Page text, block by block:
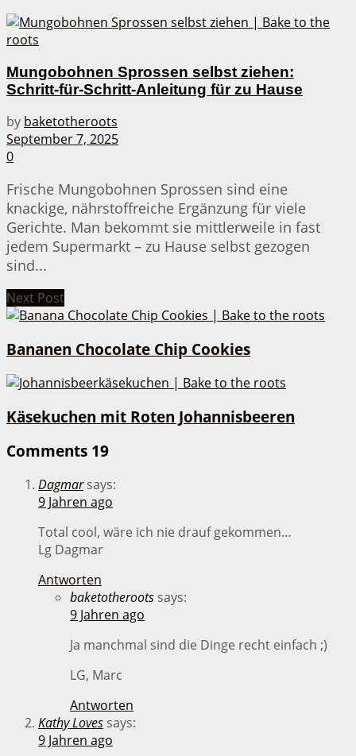
Mungobohnen Sprossen selbst ziehen:
Schritt-für-Schritt-Anleitung für zu Hause
by baketotheroots
September 7, 2025
0
Frische Mungobohnen Sprossen sind eine
knackige, nährstoffreiche Ergänzung für viele
Gerichte. Man bekommt sie mittlerweile in fast
jedem Supermarkt – zu Hause selbst gezogen
sind...
Next Post
Bananen Chocolate Chip Cookies
Käsekuchen mit Roten Johannisbeeren
Comments 19
Dagmar says:
9 Jahren ago
Total cool, wäre ich nie drauf gekommen…
Lg Dagmar
Antworten
baketotheroots says:
9 Jahren ago
Ja manchmal sind die Dinge recht einfach ;)
LG, Marc
Antworten
Kathy Loves says:
9 Jahren ago